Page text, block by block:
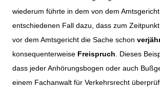
wiederum führte in dem von dem
entschiedenen Fall dazu, dass zum
vor dem Amtsgericht die Sache schon
konsequenterweise Freispruch
Dieses
dass jeder Anhörungsbogen oder auch
einem Fachanwalt für Verkehrsrecht